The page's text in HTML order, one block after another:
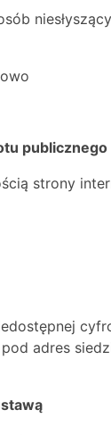
publicznego
strony
adres